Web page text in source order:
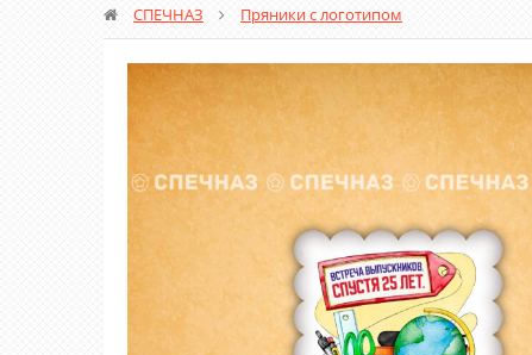
СПЕЧНАЗ Пряники с логотипом